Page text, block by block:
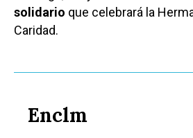
solidario que celebrará la
Caridad.
Enclm